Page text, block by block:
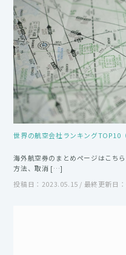
世界の航空会社ランキングTOP10
海外航空券のまとめページはこち
方法、取消 […]
投稿日：2023.05.15 / 最終更新日